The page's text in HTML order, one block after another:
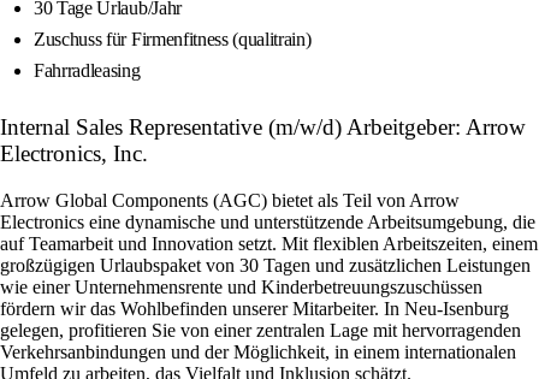
30 Tage Urlaub/Jahr
Zuschuss für Firmenfitness (qualitrain)
Fahrradleasing
Internal Sales Representative (m/w/d) Arbeitgeber: Arrow
Electronics, Inc.
Arrow Global Components (AGC) bietet als Teil von Arrow
Electronics eine dynamische und unterstützende Arbeitsumgebung, die
auf Teamarbeit und Innovation setzt. Mit flexiblen Arbeitszeiten, einem
großzügigen Urlaubspaket von 30 Tagen und zusätzlichen Leistungen
wie einer Unternehmensrente und Kinderbetreuungszuschüssen
fördern wir das Wohlbefinden unserer Mitarbeiter. In Neu-Isenburg
gelegen, profitieren Sie von einer zentralen Lage mit hervorragenden
Verkehrsanbindungen und der Möglichkeit, in einem internationalen
Umfeld zu arbeiten, das Vielfalt und Inklusion schätzt.